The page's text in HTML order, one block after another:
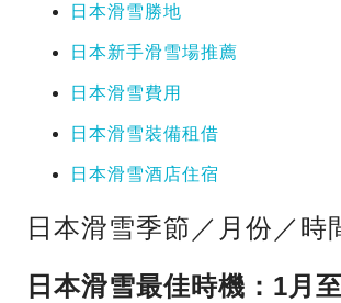
日本滑雪勝地
日本新手滑雪場推薦
日本滑雪費用
日本滑雪裝備租借
日本滑雪酒店住宿
日本滑雪季節／月份／時
日本滑雪最佳時機：1月